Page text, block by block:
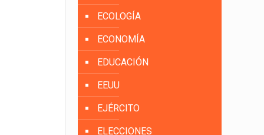
ECOLOGÍA
ECONOMÍA
EDUCACIÓN
EEUU
EJÉRCITO
ELECCIONES